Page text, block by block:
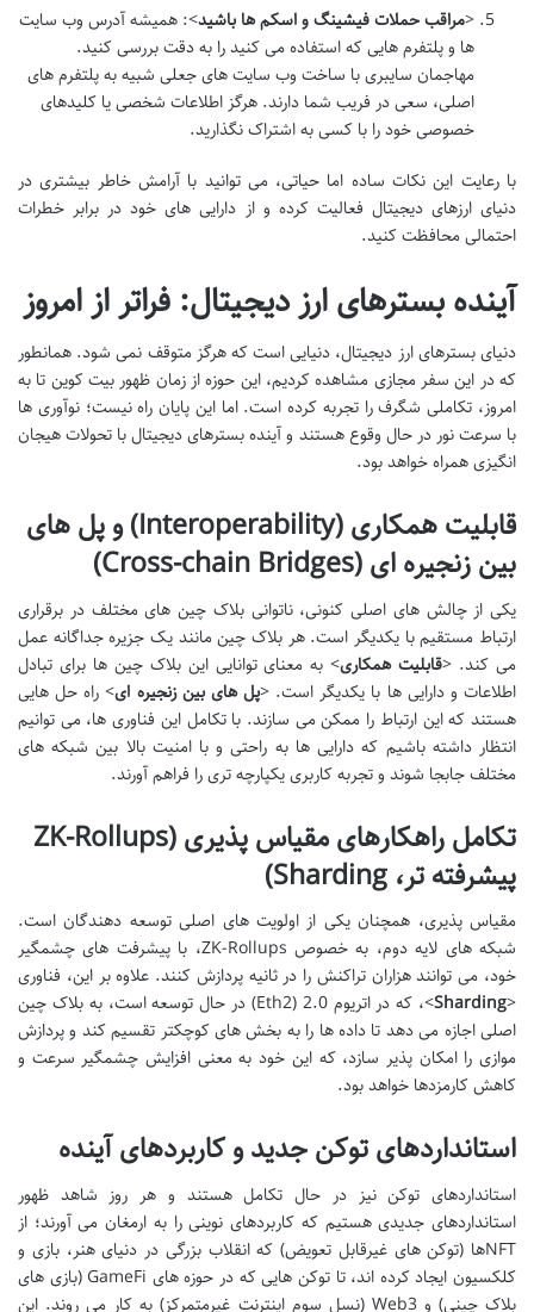
<مراقب حملات فیشینگ و اسکم ها باشید>: همیشه آدرس وب سایت
ها و پلتفرم هایی که استفاده می کنید را به دقت بررسی کنید.
مهاجمان سایبری با ساخت وب سایت های جعلی شبیه به پلتفرم های
اصلی، سعی در فریب شما دارند. هرگز اطلاعات شخصی یا کلیدهای
خصوصی خود را با کسی به اشتراک نگذارید.
با رعایت این نکات ساده اما حیاتی، می توانید با آرامش خاطر بیشتری در
دنیای ارزهای دیجیتال فعالیت کرده و از دارایی های خود در برابر خطرات
احتمالی محافظت کنید.
آینده بسترهای ارز دیجیتال: فراتر از امروز
دنیای بسترهای ارز دیجیتال، دنیایی است که هرگز متوقف نمی شود. همانطور
که در این سفر مجازی مشاهده کردیم، این حوزه از زمان ظهور بیت کوین تا به
امروز، تکاملی شگرف را تجربه کرده است. اما این پایان راه نیست؛ نوآوری ها
با سرعت نور در حال وقوع هستند و آینده بسترهای دیجیتال با تحولات هیجان
انگیزی همراه خواهد بود.
قابلیت همکاری (Interoperability) و پل های
بین زنجیره ای (Cross-chain Bridges)
یکی از چالش های اصلی کنونی، ناتوانی بلاک چین های مختلف در برقراری
ارتباط مستقیم با یکدیگر است. هر بلاک چین مانند یک جزیره جداگانه عمل
می کند. <قابلیت همکاری> به معنای توانایی این بلاک چین ها برای تبادل
اطلاعات و دارایی ها با یکدیگر است. <پل های بین زنجیره ای> راه حل هایی
هستند که این ارتباط را ممکن می سازند. با تکامل این فناوری ها، می توانیم
انتظار داشته باشیم که دارایی ها به راحتی و با امنیت بالا بین شبکه های
مختلف جابجا شوند و تجربه کاربری یکپارچه تری را فراهم آورند.
تکامل راهکارهای مقیاس پذیری (ZK-Rollups
پیشرفته تر، Sharding)
مقیاس پذیری، همچنان یکی از اولویت های اصلی توسعه دهندگان است.
شبکه های لایه دوم، به خصوص ZK-Rollups، با پیشرفت های چشمگیر
خود، می توانند هزاران تراکنش را در ثانیه پردازش کنند. علاوه بر این، فناوری
<
Sharding
>، که در اتریوم 2.0 (Eth2) در حال توسعه است، به بلاک چین
اصلی اجازه می دهد تا داده ها را به بخش های کوچکتر تقسیم کند و پردازش
موازی را امکان پذیر سازد، که این خود به معنی افزایش چشمگیر سرعت و
کاهش کارمزدها خواهد بود.
استانداردهای توکن جدید و کاربردهای آینده
استانداردهای توکن نیز در حال تکامل هستند و هر روز شاهد ظهور
استانداردهای جدیدی هستیم که کاربردهای نوینی را به ارمغان می آورند؛ از
NFTها (توکن های غیرقابل تعویض) که انقلاب بزرگی در دنیای هنر، بازی و
کلکسیون ایجاد کرده اند، تا توکن هایی که در حوزه های GameFi (بازی های
بلاک چینی) و Web3 (نسل سوم اینترنت غیرمتمرکز) به کار می روند. این